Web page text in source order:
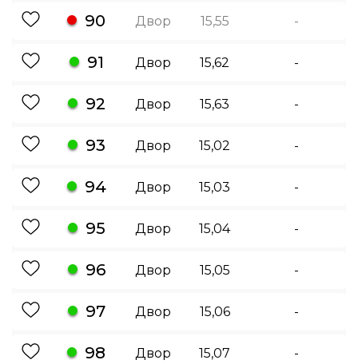
90 Двор 15,55 -
91 Двор 15,62 -
92 Двор 15,63 -
93 Двор 15,02 -
94 Двор 15,03 -
95 Двор 15,04 -
96 Двор 15,05 -
97 Двор 15,06 -
98 Двор 15,07 -